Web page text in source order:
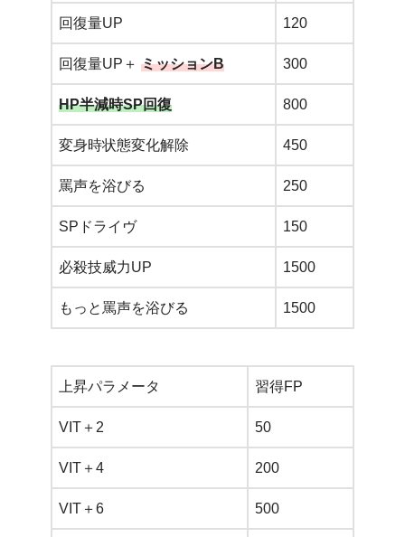
回復量UP 120
回復量UP＋ ミッションB 300
HP半減時SP回復 800
変身時状態変化解除 450
罵声を浴びる 250
SPドライヴ 150
必殺技威力UP 1500
もっと罵声を浴びる 1500
上昇パラメータ 習得FP
VIT＋2 50
VIT＋4 200
VIT＋6 500